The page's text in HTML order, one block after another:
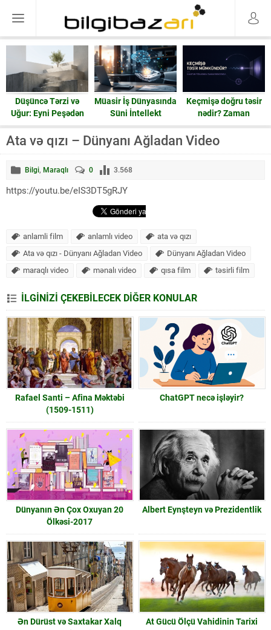
Düşüncə Tərzi və
Uğur: Eyni Peşədən
Fərqli Nəticələrə
Gedən Yol
Müasir İş Dünyasında
Süni İntellekt
Keçmişə doğru təsir
nədir? Zaman
həqiqətən geri işləyə
bilərmi?
Ata və qızı – Dünyanı Ağladan Video
Bilgi, Maraqlı 0 3.568
https://youtu.be/eIS3DT5gRJY
anlamli film anlamlı video
ata və qızı
Ata və qızı - Dünyanı Ağladan Video
Dünyanı Ağladan Video
maraqlı video
mənalı video qısa film təsirli film
İLGİNİZİ ÇEKEBİLECEK DİĞER KONULAR
Rafael Santi – Afina Məktəbi
(1509-1511)
ChatGPT necə işləyir?
Dünyanın Ən Çox Oxuyan 20
Ölkəsi-2017
Albert Eynşteyn və Prezidentlik
Ən Dürüst və Saxtakar Xalq
At Gücü Ölçü Vahidinin Tarixi